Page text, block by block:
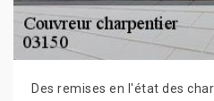
Des remises en l'état des